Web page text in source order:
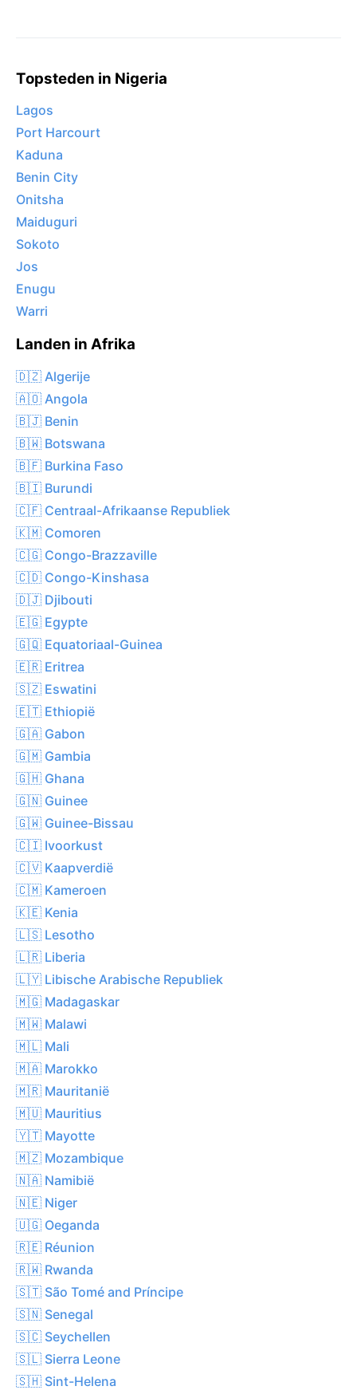
Topsteden in Nigeria
Lagos
Port Harcourt
Kaduna
Benin City
Onitsha
Maiduguri
Sokoto
Jos
Enugu
Warri
Landen in Afrika
🇩🇿 Algerije
🇦🇴 Angola
🇧🇯 Benin
🇧🇼 Botswana
🇧🇫 Burkina Faso
🇧🇮 Burundi
🇨🇫 Centraal-Afrikaanse Republiek
🇰🇲 Comoren
🇨🇬 Congo-Brazzaville
🇨🇩 Congo-Kinshasa
🇩🇯 Djibouti
🇪🇬 Egypte
🇬🇶 Equatoriaal-Guinea
🇪🇷 Eritrea
🇸🇿 Eswatini
🇪🇹 Ethiopië
🇬🇦 Gabon
🇬🇲 Gambia
🇬🇭 Ghana
🇬🇳 Guinee
🇬🇼 Guinee-Bissau
🇨🇮 Ivoorkust
🇨🇻 Kaapverdië
🇨🇲 Kameroen
🇰🇪 Kenia
🇱🇸 Lesotho
🇱🇷 Liberia
🇱🇾 Libische Arabische Republiek
🇲🇬 Madagaskar
🇲🇼 Malawi
🇲🇱 Mali
🇲🇦 Marokko
🇲🇷 Mauritanië
🇲🇺 Mauritius
🇾🇹 Mayotte
🇲🇿 Mozambique
🇳🇦 Namibië
🇳🇪 Niger
🇺🇬 Oeganda
🇷🇪 Réunion
🇷🇼 Rwanda
🇸🇹 São Tomé and Príncipe
🇸🇳 Senegal
🇸🇨 Seychellen
🇸🇱 Sierra Leone
🇸🇭 Sint-Helena